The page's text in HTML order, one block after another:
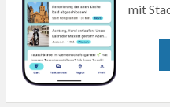
mit